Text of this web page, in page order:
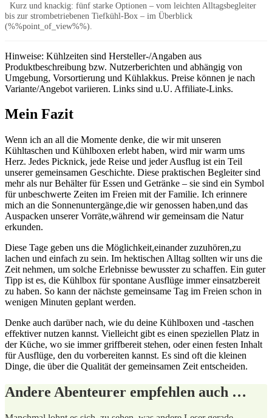
⁤ ⁤ Kurz und knackig: fünf starke⁢ Optionen – vom leichten Alltagsbegleiter
⁣bis zur strombetriebenen Tiefkühl-Box ⁤– im Überblick
(%%point_of_view%%).
Hinweise: Kühlzeiten sind Hersteller-/Angaben aus
Produktbeschreibung bzw. Nutzerberichten und abhängig von
Umgebung, Vorsortierung und Kühlakkus. Preise können je nach
Variante/Angebot variieren. Links⁣ sind u.U. Affiliate-Links.
Mein Fazit
Wenn ich⁢ an⁢ all die Momente denke, ⁤die wir mit unseren
Kühltaschen und Kühlboxen erlebt haben, wird mir warm ‌ums
Herz. Jedes Picknick, jede Reise und jeder Ausflug⁢ ist ein Teil
unserer gemeinsamen Geschichte. Diese​ praktischen Begleiter sind
mehr als nur Behälter für Essen und Getränke –​ sie ⁢sind ein Symbol
für ⁣unbeschwerte ⁢Zeiten im Freien mit der​ Familie. ⁢Ich erinnere
‍mich an​ die Sonnenuntergänge,die wir ⁢genossen haben,und das
Auspacken unserer ⁣Vorräte,während wir​ gemeinsam die Natur
erkunden.
Diese Tage geben uns die Möglichkeit,einander zuzuhören,zu
lachen und einfach zu sein. Im hektischen Alltag sollten⁤ wir uns die
Zeit nehmen, um ​solche Erlebnisse bewusster zu⁢ schaffen. Ein guter
Tipp ist es,⁤ die Kühlbox für spontane Ausflüge immer einsatzbereit
zu haben. So kann der nächste ‍gemeinsame ‌Tag im Freien schon in⁤
wenigen Minuten geplant ​werden.
Denke auch darüber nach, ‍wie du deine Kühlboxen und -taschen
effektiver nutzen ⁣kannst. Vielleicht gibt es einen speziellen Platz in
der Küche,‍ wo sie immer griffbereit stehen, oder einen festen Inhalt
für Ausflüge, den du vorbereiten kannst.‌ Es sind oft die ⁢kleinen
Dinge, ⁣die über die Qualität der gemeinsamen⁢ Zeit entscheiden.
Andere Abenteurer empfehlen auch …